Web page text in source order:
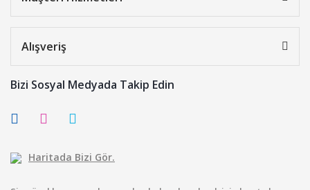
Alışveriş
Bizi Sosyal Medyada Takip Edin
Haritada Bizi Gör.